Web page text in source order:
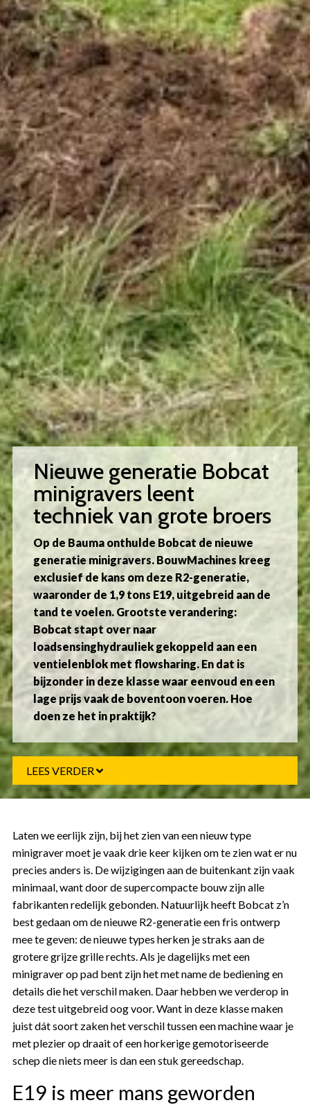
Nieuwe generatie Bobcat
minigravers leent
techniek van grote broers
Op de Bauma onthulde Bobcat de nieuwe
generatie minigravers. BouwMachines kreeg
exclusief de kans om deze R2-generatie,
waaronder de 1,9 tons E19, uitgebreid aan de
tand te voelen. Grootste verandering:
Bobcat stapt over naar
loadsensinghydrauliek gekoppeld aan een
ventielenblok met flowsharing. En dat is
bijzonder in deze klasse waar eenvoud en een
lage prijs vaak de boventoon voeren. Hoe
doen ze het in praktijk?
LEES VERDER
Laten we eerlijk zijn, bij het zien van een nieuw type
minigraver moet je vaak drie keer kijken om te zien wat er nu
precies anders is. De wijzigingen aan de buitenkant zijn vaak
minimaal, want door de supercompacte bouw zijn alle
fabrikanten redelijk gebonden. Natuurlijk heeft Bobcat z’n
best gedaan om de nieuwe R2-generatie een fris ontwerp
mee te geven: de nieuwe types herken je straks aan de
grotere grijze grille rechts. Als je dagelijks met een
minigraver op pad bent zijn het met name de bediening en
details die het verschil maken. Daar hebben we verderop in
deze test uitgebreid oog voor. Want in deze klasse maken
juist dát soort zaken het verschil tussen een machine waar je
met plezier op draait of een horkerige gemotoriseerde
schep die niets meer is dan een stuk gereedschap.
E19 is meer mans geworden